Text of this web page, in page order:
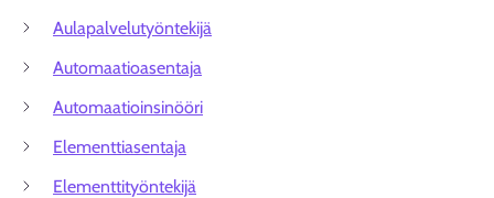
Aulapalvelutyöntekijä
Automaatioasentaja
Automaatioinsinööri
Elementtiasentaja
Elementtityöntekijä